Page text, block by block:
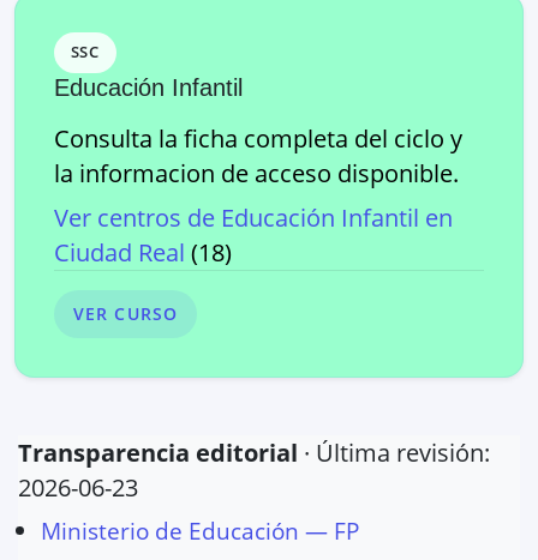
SSC
Educación Infantil
Consulta la ficha completa del ciclo y
la informacion de acceso disponible.
Ver centros de Educación Infantil en
Ciudad Real (18)
VER CURSO
Transparencia editorial · Última revisión:
2026-06-23
Ministerio de Educación — FP